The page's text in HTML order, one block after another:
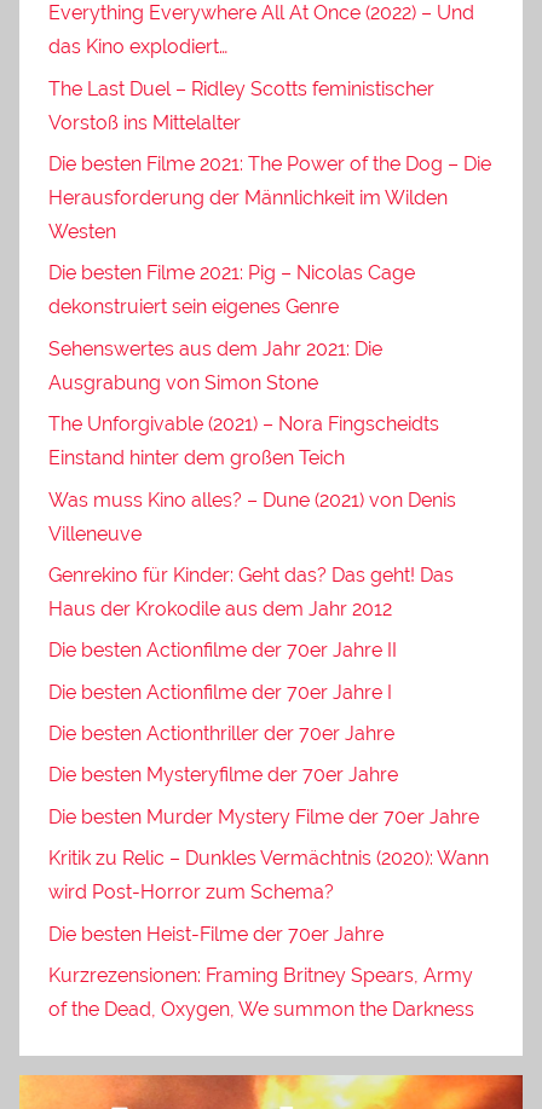
Everything Everywhere All At Once (2022) – Und
das Kino explodiert…
The Last Duel – Ridley Scotts feministischer
Vorstoß ins Mittelalter
Die besten Filme 2021: The Power of the Dog – Die
Herausforderung der Männlichkeit im Wilden
Westen
Die besten Filme 2021: Pig – Nicolas Cage
dekonstruiert sein eigenes Genre
Sehenswertes aus dem Jahr 2021: Die
Ausgrabung von Simon Stone
The Unforgivable (2021) – Nora Fingscheidts
Einstand hinter dem großen Teich
Was muss Kino alles? – Dune (2021) von Denis
Villeneuve
Genrekino für Kinder: Geht das? Das geht! Das
Haus der Krokodile aus dem Jahr 2012
Die besten Actionfilme der 70er Jahre II
Die besten Actionfilme der 70er Jahre I
Die besten Actionthriller der 70er Jahre
Die besten Mysteryfilme der 70er Jahre
Die besten Murder Mystery Filme der 70er Jahre
Kritik zu Relic – Dunkles Vermächtnis (2020): Wann
wird Post-Horror zum Schema?
Die besten Heist-Filme der 70er Jahre
Kurzrezensionen: Framing Britney Spears, Army
of the Dead, Oxygen, We summon the Darkness